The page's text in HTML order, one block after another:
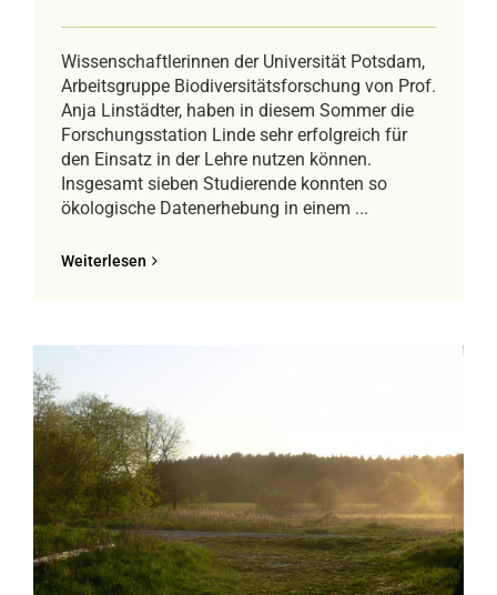
Wissenschaftlerinnen der Universität Potsdam,
Arbeitsgruppe Biodiversitätsforschung von Prof.
Anja Linstädter, haben in diesem Sommer die
Forschungsstation Linde sehr erfolgreich für
den Einsatz in der Lehre nutzen können.
Insgesamt sieben Studierende konnten so
ökologische Datenerhebung in einem ...
Weiterlesen